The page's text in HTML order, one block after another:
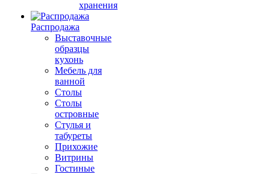
хранения
Распродажа
Выставочные
образцы
кухонь
Мебель для
ванной
Столы
Столы
островные
Стулья и
табуреты
Прихожие
Витрины
Гостиные